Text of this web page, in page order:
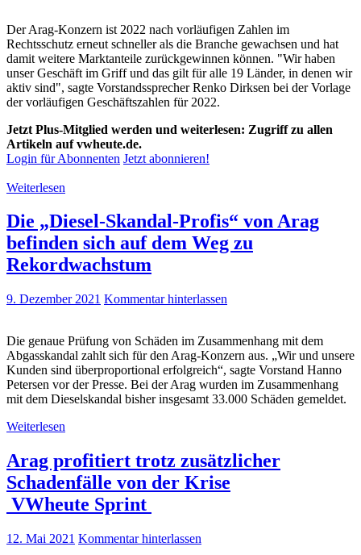
Der Arag-Konzern ist 2022 nach vorläufigen Zahlen im
Rechtsschutz erneut schneller als die Branche gewachsen und hat
damit weitere Marktanteile zurückgewinnen können. "Wir haben
unser Geschäft im Griff und das gilt für alle 19 Länder, in denen wir
aktiv sind", sagte Vorstandssprecher Renko Dirksen bei der Vorlage
der vorläufigen Geschäftszahlen für 2022.
Jetzt Plus-Mitglied werden und weiterlesen: Zugriff zu allen
Artikeln auf vwheute.de.
Login für Abonnenten Jetzt abonnieren!
Weiterlesen
Die „Diesel-Skandal-Profis“ von Arag
befinden sich auf dem Weg zu
Rekordwachstum
9. Dezember 2021 Kommentar hinterlassen
Die genaue Prüfung von Schäden im Zusammenhang mit dem
Abgasskandal zahlt sich für den Arag-Konzern aus. „Wir und unsere
Kunden sind überproportional erfolgreich“, sagte Vorstand Hanno
Petersen vor der Presse. Bei der Arag wurden im Zusammenhang
mit dem Dieselskandal bisher insgesamt 33.000 Schäden gemeldet.
Weiterlesen
Arag profitiert trotz zusätzlicher
Schadenfälle von der Krise
VWheute Sprint
12. Mai 2021 Kommentar hinterlassen